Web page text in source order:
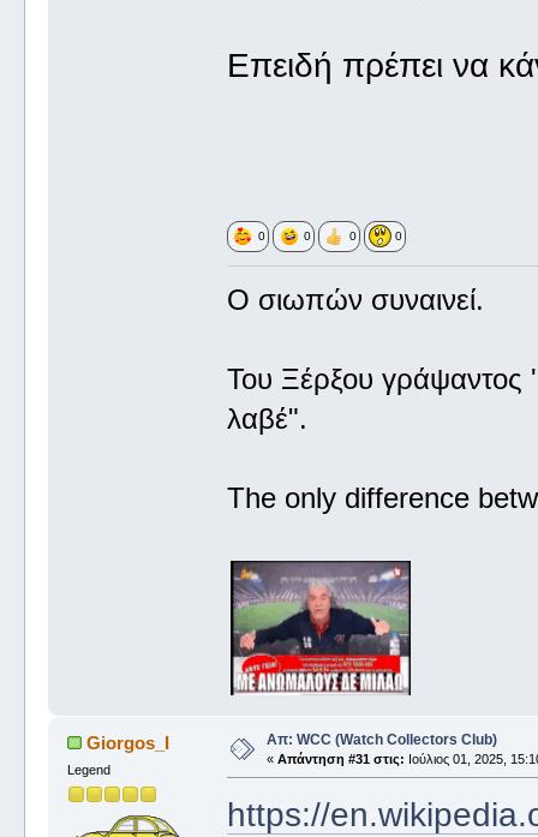
Επειδή πρέπει να
0 0 0 0
Ο σιωπών συναινεί.
Του Ξέρξου
λαβέ".
The only difference
Giorgos_I
Legend
Απ: WCC (Watch Collectors Club)
« Απάντηση #31 στις: Ιούλιος 01, 2025,
https://